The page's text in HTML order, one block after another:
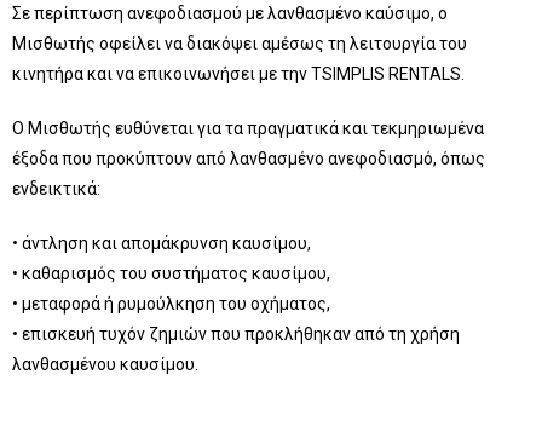
Σε περίπτωση ανεφοδιασμού με λανθασμένο καύσιμο, ο
Μισθωτής οφείλει να διακόψει αμέσως τη λειτουργία του
κινητήρα και να επικοινωνήσει με την TSIMPLIS RENTALS.
Ο Μισθωτής ευθύνεται για τα πραγματικά και τεκμηριωμένα
έξοδα που προκύπτουν από λανθασμένο ανεφοδιασμό, όπως
ενδεικτικά:
• άντληση και απομάκρυνση καυσίμου,
• καθαρισμός του συστήματος καυσίμου,
• μεταφορά ή ρυμούλκηση του οχήματος,
• επισκευή τυχόν ζημιών που προκλήθηκαν από τη χρήση
λανθασμένου καυσίμου.